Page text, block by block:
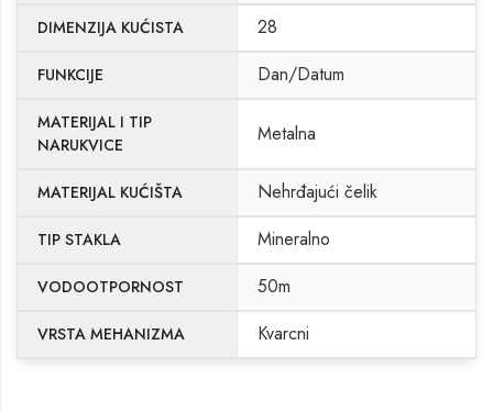
DIMENZIJA KUĆISTA 28
FUNKCIJE Dan/Datum
MATERIJAL I TIP
NARUKVICE
Metalna
MATERIJAL KUĆIŠTA Nehrđajući čelik
TIP STAKLA Mineralno
VODOOTPORNOST 50m
VRSTA MEHANIZMA Kvarcni